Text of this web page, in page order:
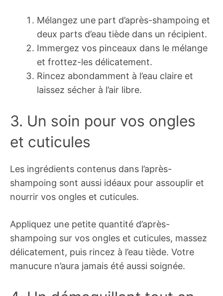
Mélangez une part d’après-shampoing et
deux parts d’eau tiède dans un récipient.
Immergez vos pinceaux dans le mélange
et frottez-les délicatement.
Rincez abondamment à l’eau claire et
laissez sécher à l’air libre.
3. Un soin pour vos ongles
et cuticules
Les ingrédients contenus dans l’après-
shampoing sont aussi idéaux pour assouplir et
nourrir vos ongles et cuticules.
Appliquez une petite quantité d’après-
shampoing sur vos ongles et cuticules, massez
délicatement, puis rincez à l’eau tiède. Votre
manucure n’aura jamais été aussi soignée.